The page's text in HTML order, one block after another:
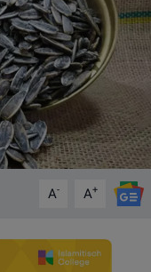
A- A+